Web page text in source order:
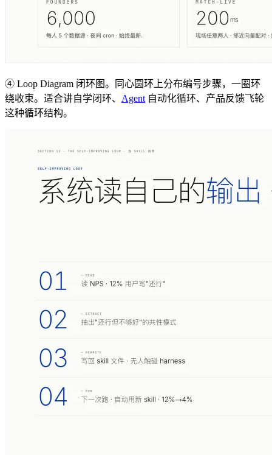
④ Loop Diagram 闭环图。同心圆环上分布编号步骤，一圈环
绕收束。适合讲自学闭环、 Agent 自动化循环、产品反馈飞轮
这种循环结构。